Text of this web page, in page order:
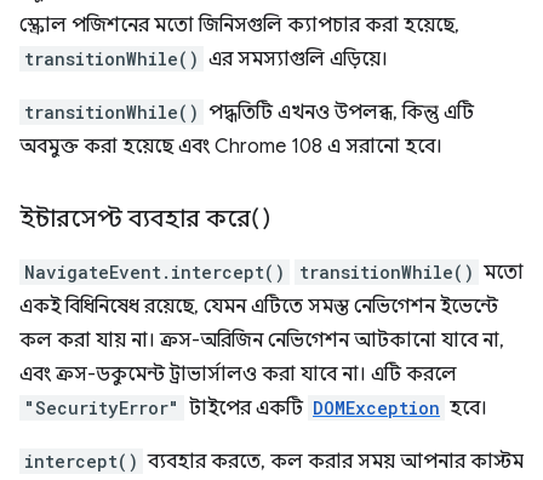
স্ক্রোল পজিশনের মতো জিনিসগুলি ক্যাপচার করা হয়েছে,
transitionWhile() এর সমস্যাগুলি এড়িয়ে।
transitionWhile() পদ্ধতিটি এখনও উপলব্ধ, কিন্তু এটি
অবমুক্ত করা হয়েছে এবং Chrome 108 এ সরানো হবে।
ইন্টারসেপ্ট ব্যবহার করে()
NavigateEvent.intercept() transitionWhile() মতো
একই বিধিনিষেধ রয়েছে, যেমন এটিতে সমস্ত নেভিগেশন ইভেন্টে
কল করা যায় না। ক্রস-অরিজিন নেভিগেশন আটকানো যাবে না,
এবং ক্রস-ডকুমেন্ট ট্রাভার্সালও করা যাবে না। এটি করলে
"SecurityError" টাইপের একটি DOMException হবে।
intercept() ব্যবহার করতে, কল করার সময় আপনার কাস্টম